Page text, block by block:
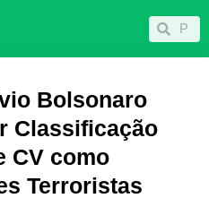
Pesquisar
Bolsonaro
Classificação
CV como
Terroristas